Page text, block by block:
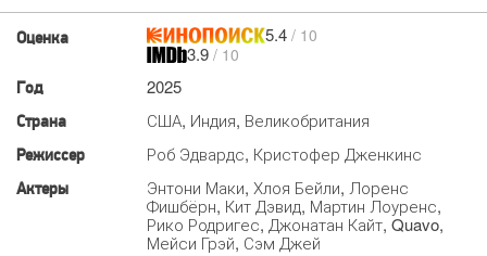
Оценка 5.4 / 10
3.9 / 10
Год 2025
Страна США, Индия, Великобритания
Режиссер Роб Эдвардс, Кристофер Дженкинс
Актеры
Энтони Маки, Хлоя Бейли, Лоренс
Фишбёрн, Кит Дэвид, Мартин Лоуренс,
Рико Родригес, Джонатан Кайт, Quavo,
Мейси Грэй, Сэм Джей